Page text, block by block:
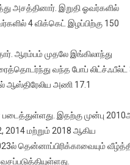
அசத்தினார். இறுதி ஓவர்களில்
4 விக்கெட் இழப்பிற்கு 150
ஆரம்பம் முதலே இங்கிலாந்து
வந்த போப் லிட்ச்ஃபீல்ட்
ஆஸ்திரேலிய அணி 17.1
இதற்கு முன்பு
மற்றும் 2018 ஆகிய
தென்னாப்பிரிக்காவையும்